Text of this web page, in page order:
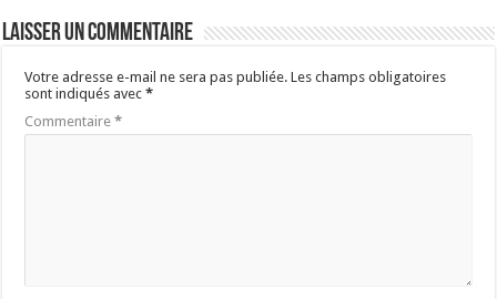
Laisser un commentaire
Votre adresse e-mail ne sera pas publiée. Les champs obligatoires
sont indiqués avec*
Commentaire*